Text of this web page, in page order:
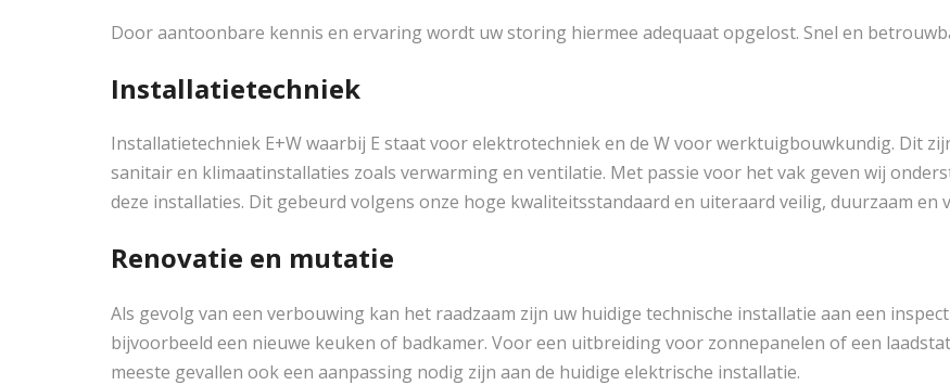
Door aantoonbare kennis en ervaring wordt uw storing hiermee adequaat opgelost. Snel en
Installatietechniek
Installatietechniek E+W waarbij E staat voor elektrotechniek en de W voor werktuigbouwkundig. Dit
sanitair en klimaatinstallaties zoals verwarming en ventilatie. Met passie voor het vak geven wij
deze installaties. Dit gebeurd volgens onze hoge kwaliteitsstandaard en uiteraard veilig, duurzaam en
Renovatie en mutatie
Als gevolg van een verbouwing kan het raadzaam zijn uw huidige technische installatie aan een
bijvoorbeeld een nieuwe keuken of badkamer. Voor een uitbreiding voor zonnepanelen of een
meeste gevallen ook een aanpassing nodig zijn aan de huidige elektrische installatie.